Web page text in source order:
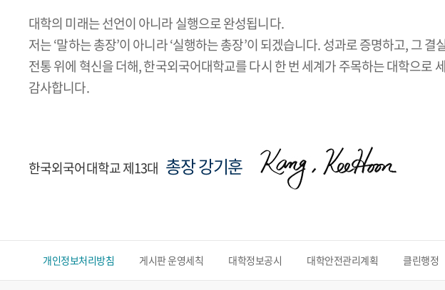
대학의 미래는 선언이 아니라 실행으로 완성됩니다.
저는 ‘말하는 총장’이 아니라 ‘실행하는 총장’이 되겠습니다. 성과로 증명하고, 그
전통 위에 혁신을 더해, 한국외국어대학교를 다시 한 번 세계가 주목하는 대학으로
감사합니다.
한국외국어대학교 제13대 총장 강기훈
개인정보처리방침 게시판 운영세칙 대학정보공시 대학안전관리계획 클린행정